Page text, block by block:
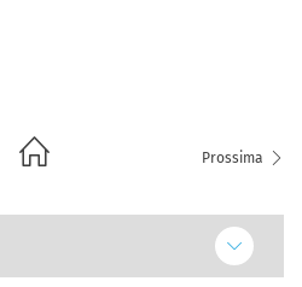
Prossima